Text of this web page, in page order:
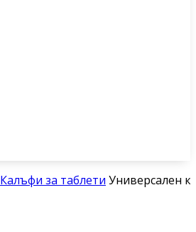
Калъфи за таблети Универсален